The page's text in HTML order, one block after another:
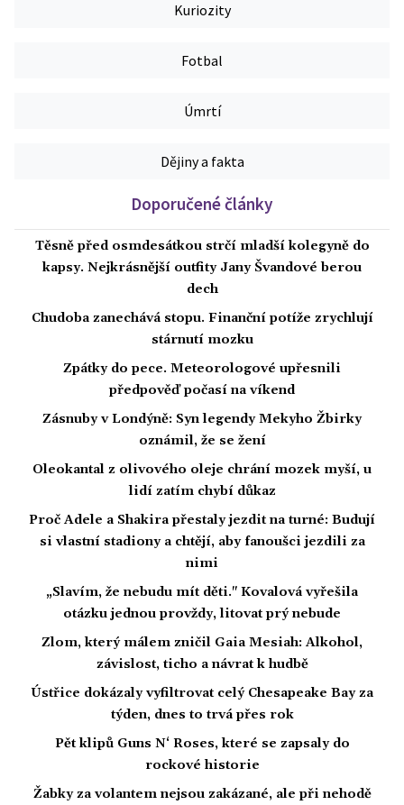
Kuriozity
Fotbal
Úmrtí
Dějiny a fakta
Doporučené články
Těsně před osmdesátkou strčí mladší kolegyně do
kapsy. Nejkrásnější outfity Jany Švandové berou
dech
Chudoba zanechává stopu. Finanční potíže zrychlují
stárnutí mozku
Zpátky do pece. Meteorologové upřesnili
předpověď počasí na víkend
Zásnuby v Londýně: Syn legendy Mekyho Žbirky
oznámil, že se žení
Oleokantal z olivového oleje chrání mozek myší, u
lidí zatím chybí důkaz
Proč Adele a Shakira přestaly jezdit na turné: Budují
si vlastní stadiony a chtějí, aby fanoušci jezdili za
nimi
„Slavím, že nebudu mít děti." Kovalová vyřešila
otázku jednou provždy, litovat prý nebude
Zlom, který málem zničil Gaia Mesiah: Alkohol,
závislost, ticho a návrat k hudbě
Ústřice dokázaly vyfiltrovat celý Chesapeake Bay za
týden, dnes to trvá přes rok
Pět klipů Guns N‘ Roses, které se zapsaly do
rockové historie
Žabky za volantem nejsou zakázané, ale při nehodě